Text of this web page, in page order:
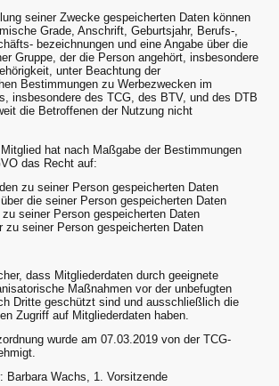
seiner Zwecke gespeicherten Daten können
Grade, Anschrift, Geburtsjahr, Berufs-,
bezeichnungen und eine Angabe über die
Gruppe, der die Person angehört, insbesondere
unter Beachtung der
Bestimmungen zu Werbezwecken im
insbesondere des TCG, des BTV, und des DTB
die Betroffenen der Nutzung nicht
hat nach Maßgabe der Bestimmungen
das Recht auf:
zu seiner Person gespeicherten Daten
die seiner Person gespeicherten Daten
zu seiner Person gespeicherten Daten
zu seiner Person gespeicherten Daten
dass Mitgliederdaten durch geeignete
Maßnahmen vor der unbefugten
Dritte geschützt sind und ausschließlich die
Zugriff auf Mitgliederdaten haben.
wurde am 07.03.2019 von der TCG-
Barbara Wachs, 1. Vorsitzende